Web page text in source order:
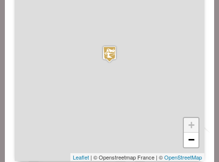
+
−
Leaflet | © Openstreetmap France | ©OpenStreetMap